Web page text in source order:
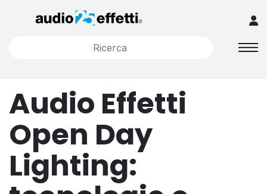
Audio Effetti
Open Day
Lighting: